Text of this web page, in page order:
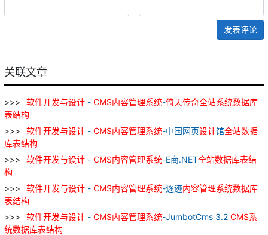
发表评论
关联文章
软件开发与设计 - CMS内容管理系统-倚天传奇全站系统数据库
表结构
软件开发与设计 - CMS内容管理系统-中国网页设计馆全站数据
库表结构
软件开发与设计 - CMS内容管理系统-E商.NET全站数据库表结
构
软件开发与设计 - CMS内容管理系统-逐迹内容管理系统数据库
表结构
软件开发与设计 - CMS内容管理系统-JumbotCms 3.2 CMS系
统数据库表结构